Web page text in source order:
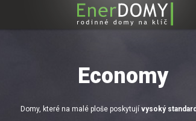
Economy
Domy, které na malé ploše poskytují vysoký